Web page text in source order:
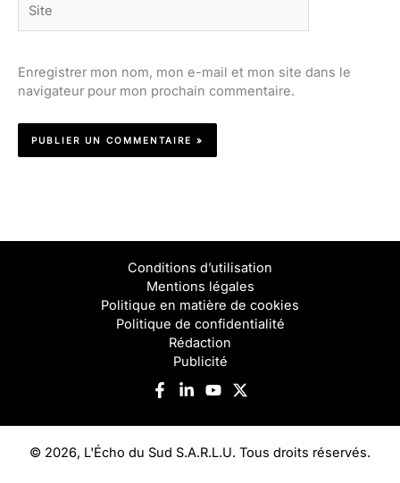
Enregistrer mon nom, mon e-mail et mon site dans le
navigateur pour mon prochain commentaire.
Conditions d’utilisation
Mentions légales
Politique en matière de cookies
Politique de confidentialité
Rédaction
Publicité
© 2026, L'Écho du Sud S.A.R.L.U. Tous droits réservés.